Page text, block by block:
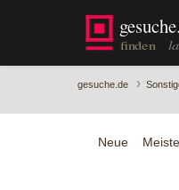
gesuche.de ›
Neue Meiste